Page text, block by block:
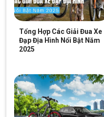
xe đạp đâu nha, các bé bây
và sở thích của mình thông
thiết kế mà bé thích.
Hiểu được tâm lý của các bé
đi “cháy phố” cùng bố mẹ
họp cùng bạn bè,..
Có thể thấy, thiết kế xe
các chi tiết kết hợp với nhau
Tổng Hợp Các Giải Đua Xe
Đạp Địa Hình Nổi Bật Năm
2025